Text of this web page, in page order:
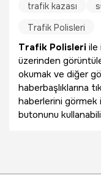
trafik kazası
Trafik Polisleri
Trafik Polisleri ile
üzerinden
okumak ve diğer
haberbaşlıklarına
haberlerini görmek
butonunu